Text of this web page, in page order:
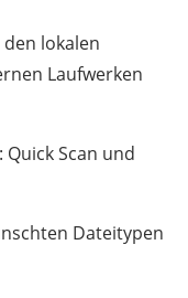
lokalen
Laufwerken
Scan und
Dateitypen